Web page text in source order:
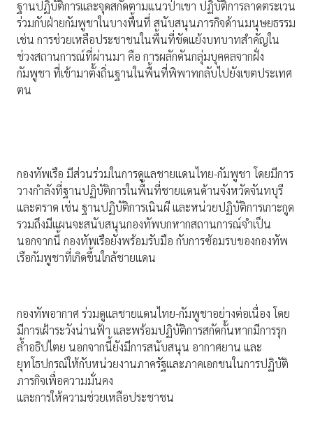
ฐานปฏิบัติการและจุดสกัดตามแนวป่าเขา ปฏิบัติการลาดตระเวน
ร่วมกับฝ่ายกัมพูชาในบางพื้นที่ สนับสนุนภารกิจด้านมนุษยธรรม
เช่น การช่วยเหลือประชาชนในพื้นที่ขัดแย้งบทบาทสำคัญใน
ช่วงสถานการณ์ที่ผ่านมา คือ การผลักดันกลุ่มบุคคลจากฝั่ง
กัมพูชา ที่เข้ามาตั้งถิ่นฐานในพื้นที่พิพาทกลับไปยังเขตประเทศ
ตน
กองทัพเรือ มีส่วนร่วมในการดูแลชายแดนไทย-กัมพูชา โดยมีการ
วางกำลังที่ฐานปฏิบัติการในพื้นที่ชายแดนด้านจังหวัดจันทบุรี
และตราด เช่น ฐานปฏิบัติการเนินผี และหน่วยปฏิบัติการเกาะกูด
รวมถึงมีแผนจะสนับสนุนกองทัพบกหากสถานการณ์จำเป็น
นอกจากนี้ กองทัพเรือยังพร้อมรับมือ กับการซ้อมรบของกองทัพ
เรือกัมพูชาที่เกิดขึ้นใกล้ชายแดน
กองทัพอากาศ ร่วมดูแลชายแดนไทย-กัมพูชาอย่างต่อเนื่อง โดย
มีการเฝ้าระวังน่านฟ้า และพร้อมปฏิบัติการสกัดกั้นหากมีการรุก
ล้ำอธิปไตย นอกจากนี้ยังมีการสนับสนุน อากาศยาน และ
ยุทโธปกรณ์ให้กับหน่วยงานภาครัฐและภาคเอกชนในการปฏิบัติ
ภารกิจเพื่อความมั่นคง
และการให้ความช่วยเหลือประชาชน